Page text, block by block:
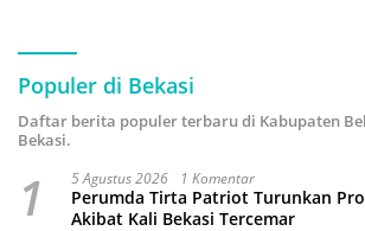
Populer di Bekasi
Daftar berita populer terbaru di Kabupaten
Bekasi.
1 5 Agustus 2026 1 Komentar
Perumda Tirta Patriot Turunkan
Akibat Kali Bekasi Tercemar